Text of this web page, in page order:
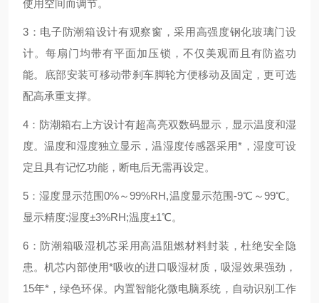
使用空间而调节。
3：电子防潮箱设计有观察窗，采用高强度钢化玻璃门设
计。每扇门均带有平面加压锁，不仅美观而且有防盗功
能。底部安装可移动带刹车脚轮方便移动及固定，更可选
配高承重支撑。
4：防潮箱右上方设计有超高亮双数码显示，显示温度和湿
度。温度和湿度独立显示，温湿度传感器采用* ，湿度可设
定且具有记忆功能，断电后无需再设定。
5：湿度显示范围0%～99%RH,温度显示范围-9℃～99℃。
显示精度:湿度±3%RH;温度±1℃。
6：防潮箱吸湿机芯采用高温阻燃材料封装，杜绝安全隐
患。机芯内部使用*吸收的进口吸湿材质，吸湿效果强劲，
15年* ，绿色环保。内置智能化微电脑系统，自动识别工作